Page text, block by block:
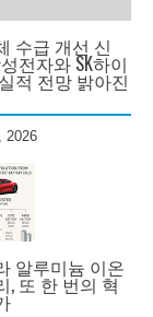
수급 개선 신
전자와 SK하이
적 전망 밝아진
2026
알루미늄 이온
, 또 한 번의 혁